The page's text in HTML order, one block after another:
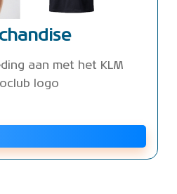
aan met het KLM
logo